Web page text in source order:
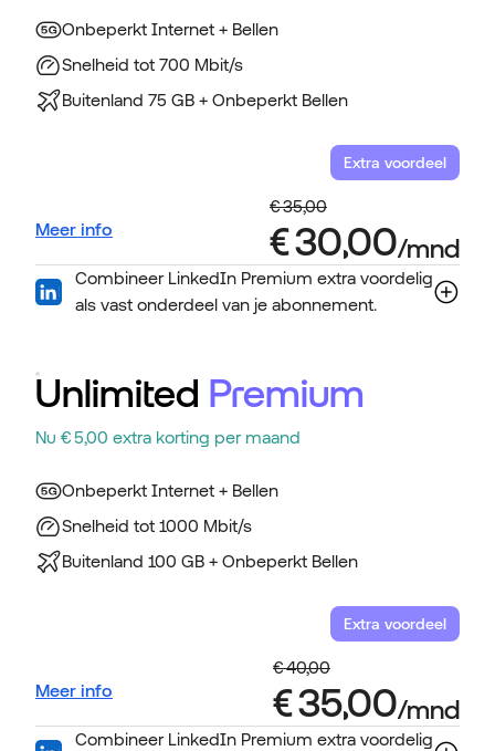
Onbeperkt Internet + Bellen
Snelheid tot 700 Mbit/s
Buitenland 75 GB + Onbeperkt Bellen
Extra voordeel
Meer info
Combineer LinkedIn Premium extra voordelig
als vast onderdeel van je abonnement.
Unlimited Premium
Nu € 5,00 extra korting per maand
Onbeperkt Internet + Bellen
Snelheid tot 1000 Mbit/s
Buitenland 100 GB + Onbeperkt Bellen
Extra voordeel
Meer info
Combineer LinkedIn Premium extra voordelig